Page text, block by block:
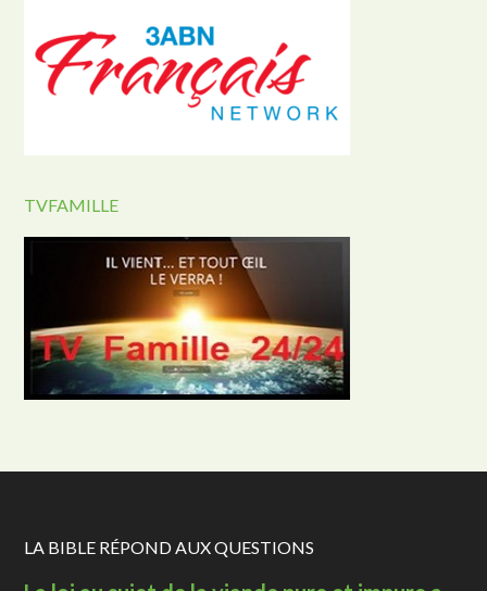
TVFAMILLE
LA BIBLE RÉPOND AUX QUESTIONS